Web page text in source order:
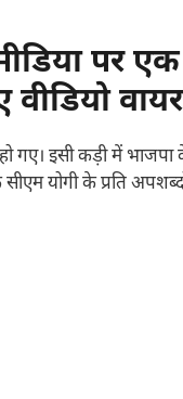
पर
गए। इसी कड़ी में
योगी के प्रति